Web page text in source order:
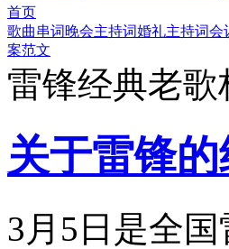
首页
歌曲串词晚会主持词婚礼主持词会
案范文
雷锋经典老歌
关于雷锋
3月5日是全